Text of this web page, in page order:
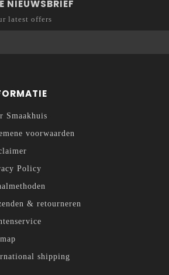
NIEUWSBRIEF
latest offers
Smaakhuis
voorwaarden
Policy
& retourneren
shipping